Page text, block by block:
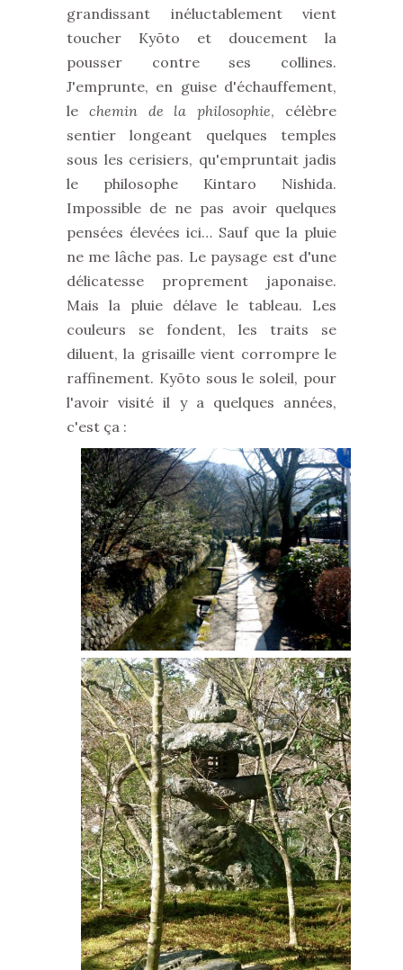
grandissant inéluctablement vient
toucher Kyōto et doucement la
pousser contre ses collines.
J'emprunte, en guise d'échauffement,
le chemin de la philosophie, célèbre
sentier longeant quelques temples
sous les cerisiers, qu'empruntait jadis
le philosophe Kintaro Nishida.
Impossible de ne pas avoir quelques
pensées élevées ici… Sauf que la pluie
ne me lâche pas. Le paysage est d'une
délicatesse proprement japonaise.
Mais la pluie délave le tableau. Les
couleurs se fondent, les traits se
diluent, la grisaille vient corrompre le
raffinement. Kyōto sous le soleil, pour
l'avoir visité il y a quelques années,
c'est ça :